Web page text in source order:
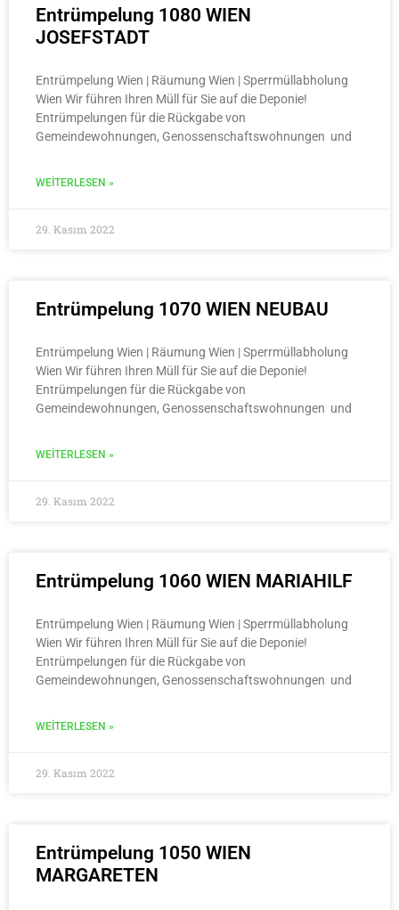
Entrümpelung 1080 WIEN
JOSEFSTADT
Entrümpelung Wien | Räumung Wien | Sperrmüllabholung
Wien Wir führen Ihren Müll für Sie auf die Deponie!
Entrümpelungen für die Rückgabe von
Gemeindewohnungen, Genossenschaftswohnungen und
WEITERLESEN »
29. Kasım 2022
Entrümpelung 1070 WIEN NEUBAU
Entrümpelung Wien | Räumung Wien | Sperrmüllabholung
Wien Wir führen Ihren Müll für Sie auf die Deponie!
Entrümpelungen für die Rückgabe von
Gemeindewohnungen, Genossenschaftswohnungen und
WEITERLESEN »
29. Kasım 2022
Entrümpelung 1060 WIEN MARIAHILF
Entrümpelung Wien | Räumung Wien | Sperrmüllabholung
Wien Wir führen Ihren Müll für Sie auf die Deponie!
Entrümpelungen für die Rückgabe von
Gemeindewohnungen, Genossenschaftswohnungen und
WEITERLESEN »
29. Kasım 2022
Entrümpelung 1050 WIEN
MARGARETEN